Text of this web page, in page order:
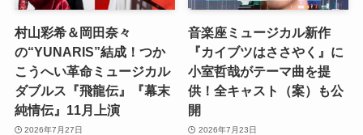
村山彩希＆岡田奈々
の“YUNARIS”結成！つか
こうへい革命ミュージカル
ダブルス『飛龍伝』『幕末
純情伝』11月上演
2026年7月27日
音楽座ミュージカル新作
『カイブツはささやく』に
小室哲哉がテーマ曲を提
供！全キャスト（案）も公
開
2026年7月23日